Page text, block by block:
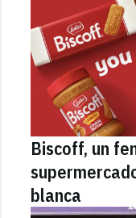
Biscoff, un
blanca